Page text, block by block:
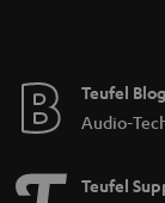
Teufel Blog
Audio-
Teufel